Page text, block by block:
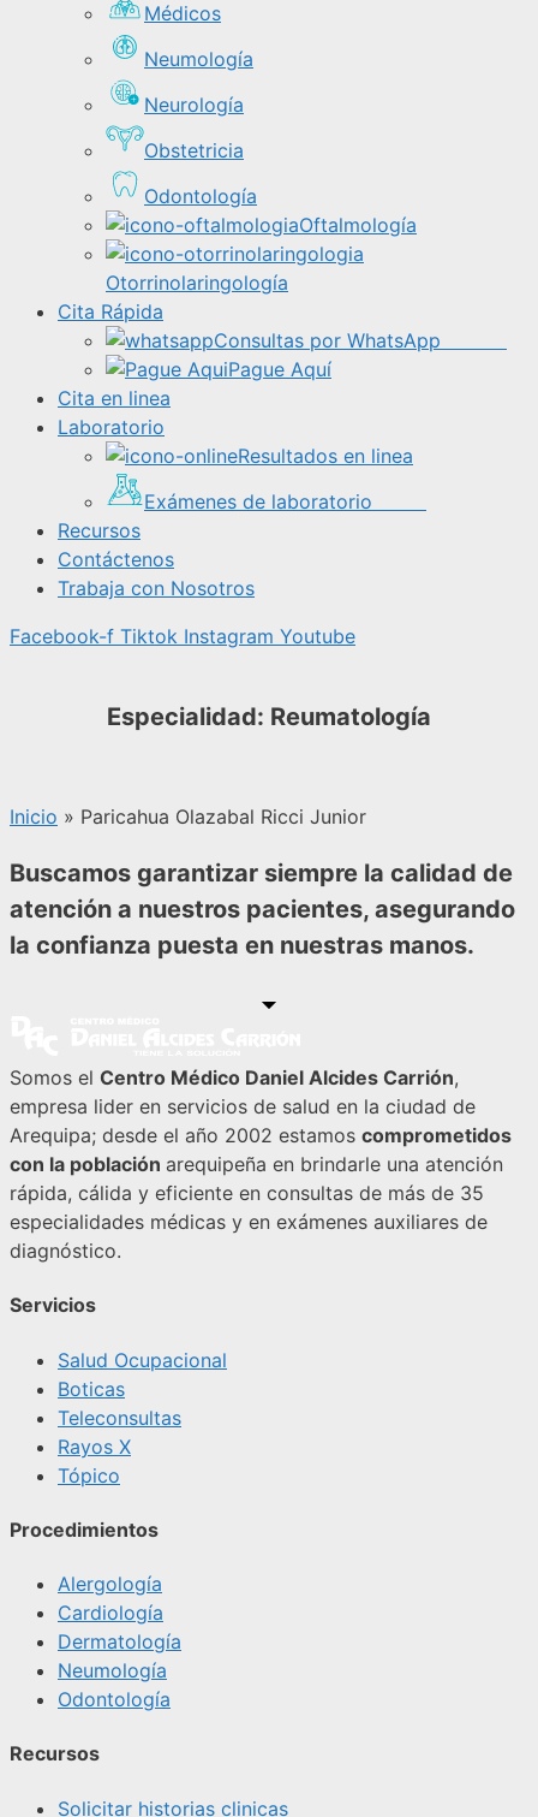
Médicos
Neumología
Neurología
Obstetricia
Odontología
Oftalmología
Otorrinolaringología
Cita Rápida
Consultas por WhatsApp
Pague Aquí
Cita en linea
Laboratorio
Resultados en linea
Exámenes de laboratorio
Recursos
Contáctenos
Trabaja con Nosotros
Facebook-f Tiktok Instagram Youtube
Especialidad: Reumatología
Inicio » Paricahua Olazabal Ricci Junior
Buscamos garantizar siempre la calidad de
atención a nuestros pacientes, asegurando
la confianza puesta en nuestras manos.
Somos el Centro Médico Daniel Alcides Carrión,
empresa lider en servicios de salud en la ciudad de
Arequipa; desde el año 2002 estamos comprometidos
con la población arequipeña en brindarle una atención
rápida, cálida y eficiente en consultas de más de 35
especialidades médicas y en exámenes auxiliares de
diagnóstico.
Servicios
Salud Ocupacional
Boticas
Teleconsultas
Rayos X
Tópico
Procedimientos
Alergología
Cardiología
Dermatología
Neumología
Odontología
Recursos
Solicitar historias clinicas